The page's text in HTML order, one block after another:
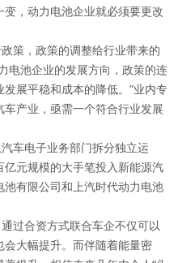
，动力电池企业就必须要更改
策，政策的调整给行业带来的
电池企业的发展方向，政策的连
展平稳和成本的降低。”业内专
产业，亟需一个符合行业发展
车电子业务部门拆分独立运
元规模的大手笔投入新能源汽
有限公司和上汽时代动力电池
过合资方式联合车企不仅可以
大幅提升。而伴随着能量密